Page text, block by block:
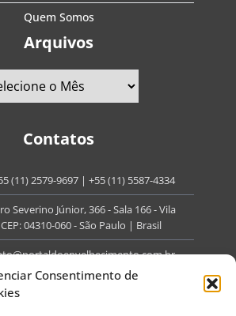
Consentimento de
Quem Somos
Arquivos
Contatos
(11) 2579-9697 | +55 (11) 5587-4334
Severino Júnior, 366 - Sala 166 - Vila
04310-060 - São Paulo | Brasil
portaldoenvelhecimento.com.br